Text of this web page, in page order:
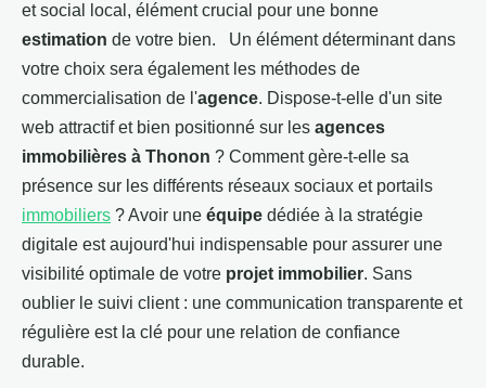
et social local, élément crucial pour une bonne
estimation de votre bien. Un élément déterminant dans
votre choix sera également les méthodes de
commercialisation de l'agence. Dispose-t-elle d'un site
web attractif et bien positionné sur les agences
immobilières à Thonon ? Comment gère-t-elle sa
présence sur les différents réseaux sociaux et portails
immobiliers ? Avoir une équipe dédiée à la stratégie
digitale est aujourd'hui indispensable pour assurer une
visibilité optimale de votre projet immobilier. Sans
oublier le suivi client : une communication transparente et
régulière est la clé pour une relation de confiance
durable.